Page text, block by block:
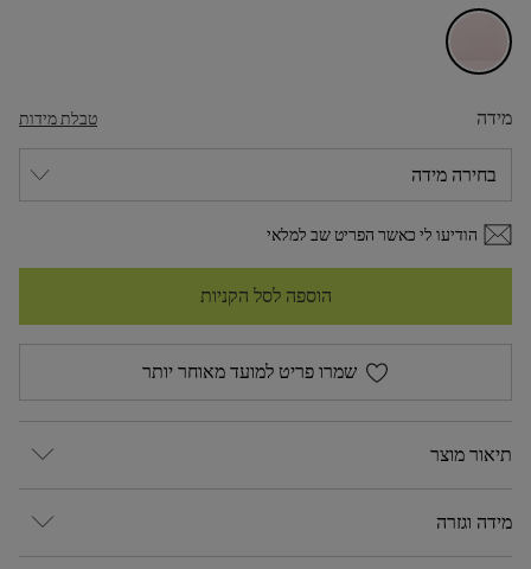
מידה טבלת מידות
הודיעו לי כאשר הפריט שב למלאי
הוספה לסל הקניות
שמרו פריט למועד מאוחר יותר
תיאור מוצר
מידה וגזרה